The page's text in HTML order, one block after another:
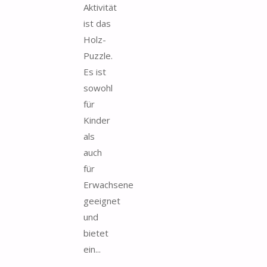
Aktivität
ist das
Holz-
Puzzle.
Es ist
sowohl
für
Kinder
als
auch
für
Erwachsene
geeignet
und
bietet
ein...